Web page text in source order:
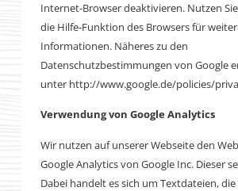
Internet-Browser deaktivieren. Nutzen
die Hilfe-Funktion des Browsers für
Informationen. Näheres zu den
Datenschutzbestimmungen von Google
unter http://www.google.de/policies/
Verwendung von Google Analytics
Wir nutzen auf unserer Webseite den
Google Analytics von Google Inc. Dieser
Dabei handelt es sich um Textdateien,